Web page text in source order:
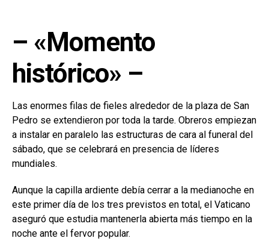
– «Momento
histórico» –
Las enormes filas de fieles alrededor de la plaza de San
Pedro se extendieron por toda la tarde. Obreros empiezan
a instalar en paralelo las estructuras de cara al funeral del
sábado, que se celebrará en presencia de líderes
mundiales.
Aunque la capilla ardiente debía cerrar a la medianoche en
este primer día de los tres previstos en total, el Vaticano
aseguró que estudia mantenerla abierta más tiempo en la
noche ante el fervor popular.